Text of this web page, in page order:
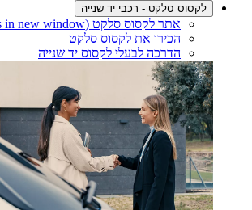
לקסוס סלקט - רכבי יד שנייה
אתר לקסוס סלקט (Opens in new window)
הכירו את לקסוס סלקט
הדרכה לבעלי לקסוס יד שנייה